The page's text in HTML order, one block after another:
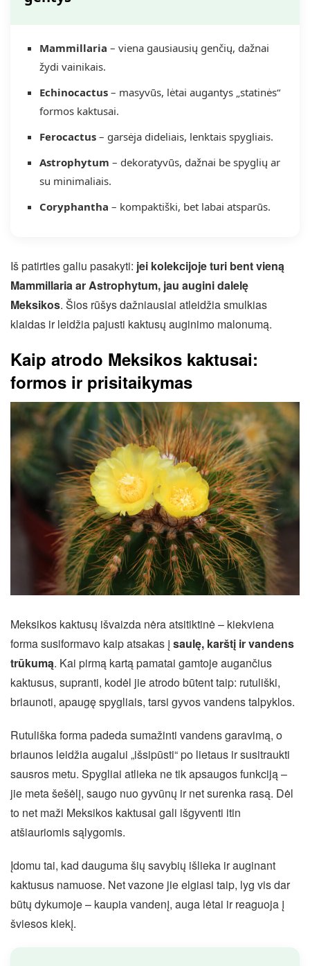
Mammillaria – viena gausiausių genčių, dažnai
žydi vainikais.
Echinocactus – masyvūs, lėtai augantys „statinės“
formos kaktusai.
Ferocactus – garsėja dideliais, lenktais spygliais.
Astrophytum – dekoratyvūs, dažnai be spyglių ar
su minimaliais.
Coryphantha – kompaktiški, bet labai atsparūs.
Iš patirties galiu pasakyti: jei kolekcijoje turi bent vieną
Mammillaria ar Astrophytum, jau augini dalelę
Meksikos. Šios rūšys dažniausiai atleidžia smulkias
klaidas ir leidžia pajusti kaktusų auginimo malonumą.
Kaip atrodo Meksikos kaktusai:
formos ir prisitaikymas
Meksikos kaktusų išvaizda nėra atsitiktinė – kiekviena
forma susiformavo kaip atsakas į saulę, karštį ir vandens
trūkumą. Kai pirmą kartą pamatai gamtoje augančius
kaktusus, supranti, kodėl jie atrodo būtent taip: rutuliški,
briaunoti, apaugę spygliais, tarsi gyvos vandens talpyklos.
Rutuliška forma padeda sumažinti vandens garavimą, o
briaunos leidžia augalui „išsipūsti“ po lietaus ir susitraukti
sausros metu. Spygliai atlieka ne tik apsaugos funkciją –
jie meta šešėlį, saugo nuo gyvūnų ir net surenka rasą. Dėl
to net maži Meksikos kaktusai gali išgyventi itin
atšiauriomis sąlygomis.
Įdomu tai, kad dauguma šių savybių išlieka ir auginant
kaktusus namuose. Net vazone jie elgiasi taip, lyg vis dar
būtų dykumoje – kaupia vandenį, auga lėtai ir reaguoja į
šviesos kiekį.